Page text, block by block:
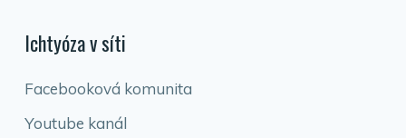
Ichtyóza v síti
Facebooková komunita
Youtube kanál